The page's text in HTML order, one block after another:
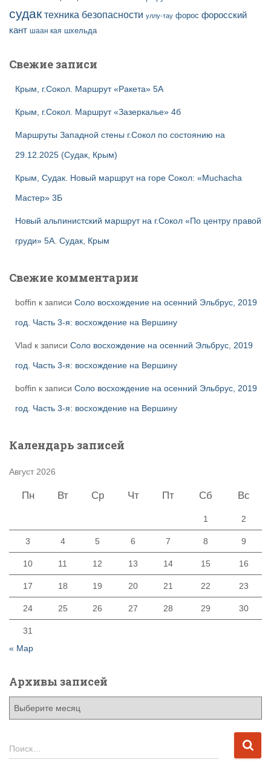
судак техника безопасности уллу-тау форос форосский
кант шаан кая шхельда
Свежие записи
Крым, г.Сокол. Маршрут «Ракета» 5А
Крым, г.Сокол. Маршрут «Зазеркалье» 4б
Маршруты Западной стены г.Сокол по состоянию на
29.12.2025 (Судак, Крым)
Крым, Судак. Новый маршрут на горе Сокол: «Muchacha
Мастер» 3Б
Новый альпинистский маршрут на г.Сокол «По центру правой
груди» 5А. Судак, Крым
Свежие комментарии
boffin к записи Соло восхождение на осенний Эльбрус, 2019
год. Часть 3-я: восхождение на Вершину
Vlad к записи Соло восхождение на осенний Эльбрус, 2019
год. Часть 3-я: восхождение на Вершину
boffin к записи Соло восхождение на осенний Эльбрус, 2019
год. Часть 3-я: восхождение на Вершину
Календарь записей
Август 2026
Пн Вт Ср Чт Пт Сб Вс
1 2
3 4 5 6 7 8 9
10 11 12 13 14 15 16
17 18 19 20 21 22 23
24 25 26 27 28 29 30
31
« Мар
Архивы записей
в
Н
а
Поиск…